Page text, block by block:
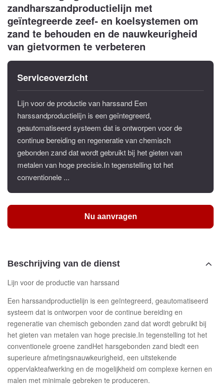
zandharszandproductielijn met
geïntegreerde zeef- en koelsystemen om
zand te behouden en de nauwkeurigheid
van gietvormen te verbeteren
Serviceoverzicht
Lijn voor de productie van harssand Een
harssandproductielijn is een geïntegreerd,
geautomatiseerd systeem dat is ontworpen voor de
continue bereiding en regeneratie van chemisch
gebonden zand dat wordt gebruikt bij het gieten van
metalen van hoge precisie.In tegenstelling tot het
conventionele ...
Nu aanvragen
Beschrijving van de dienst
Lijn voor de productie van harssand
Een harssandproductielijn is een geïntegreerd, geautomatiseerd
systeem dat is ontworpen voor de continue bereiding en
regeneratie van chemisch gebonden zand dat wordt gebruikt bij
het gieten van metalen van hoge precisie.In tegenstelling tot het
conventionele groene zandHet harsgebonden zand biedt een
superieure afmetingsnauwkeurigheid, een uitstekende
oppervlakteafwerking en de mogelijkheid om complexe kernen en
malen met minimale gebreken te produceren.